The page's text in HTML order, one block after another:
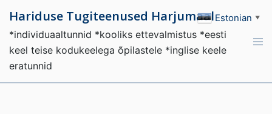
Hariduse Tugiteenused Harjumaal
*individuaaltunnid *kooliks ettevalmistus *eesti
keel teise kodukeelega õpilastele *inglise keele
eratunnid
Estonian ▼